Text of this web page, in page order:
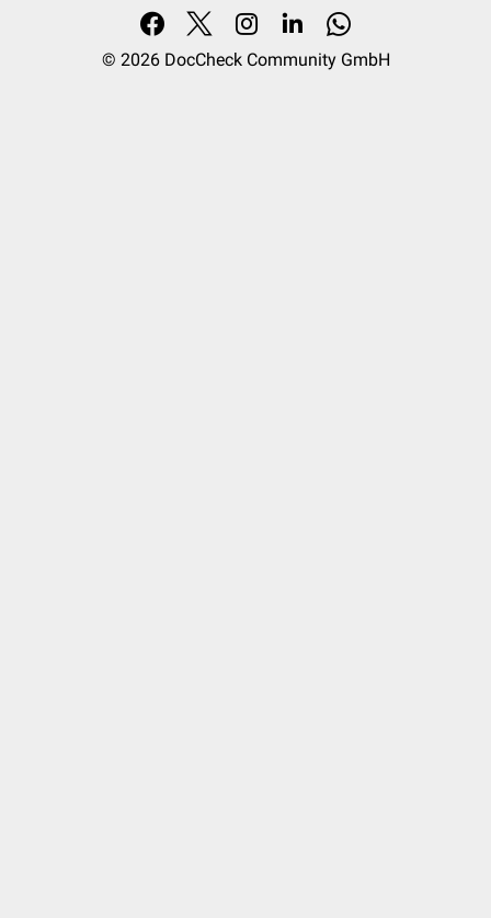
© 2026 DocCheck Community GmbH